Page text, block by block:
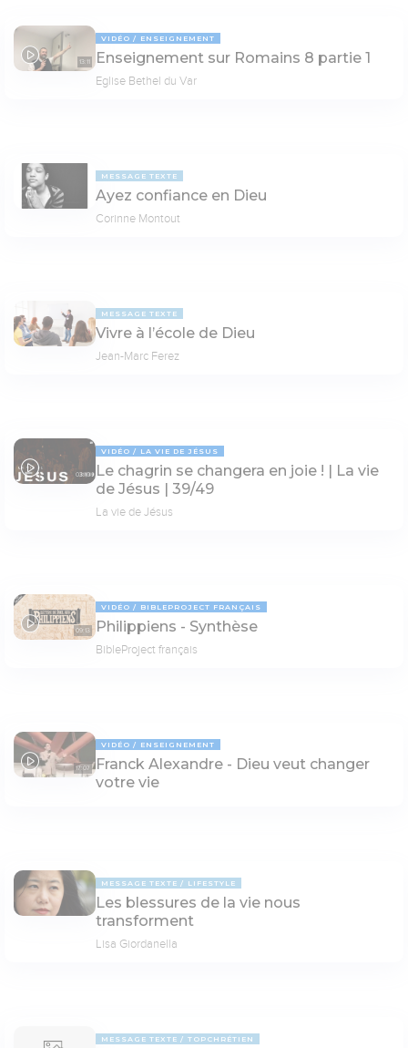
13:11
VIDÉO ENSEIGNEMENT
Enseignement sur Romains 8 partie 1
Eglise Bethel du Var
MESSAGE TEXTE
Ayez confiance en Dieu
Corinne Montout
MESSAGE TEXTE
Vivre à l’école de Dieu
Jean-Marc Ferez
03:10
VIDÉO LA VIE DE JÉSUS
Le chagrin se changera en joie ! | La vie
de Jésus | 39/49
La vie de Jésus
09:13
VIDÉO BIBLEPROJECT FRANÇAIS
Philippiens - Synthèse
BibleProject français
17:07
VIDÉO ENSEIGNEMENT
Franck Alexandre - Dieu veut changer
votre vie
MESSAGE TEXTE LIFESTYLE
Les blessures de la vie nous
transforment
Lisa Giordanella
MESSAGE TEXTE TOPCHRÉTIEN